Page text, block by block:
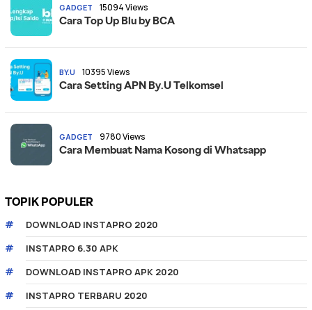
GADGET 15094 Views
Cara Top Up Blu by BCA
BY.U 10395 Views
Cara Setting APN By.U Telkomsel
GADGET 9780 Views
Cara Membuat Nama Kosong di Whatsapp
TOPIK POPULER
DOWNLOAD INSTAPRO 2020
INSTAPRO 6.30 APK
DOWNLOAD INSTAPRO APK 2020
INSTAPRO TERBARU 2020